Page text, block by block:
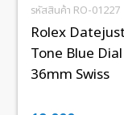
รหัสสินค้า RO-01227
Rolex
Tone Blue
36mm Swiss